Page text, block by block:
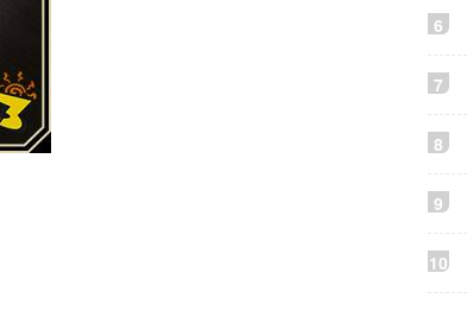
6
7
8
9
10